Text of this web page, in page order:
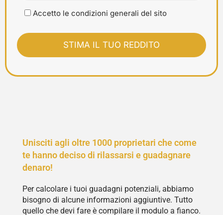
Unisciti agli oltre 1000 proprietari che come
te hanno deciso di rilassarsi e guadagnare
denaro!
Per calcolare i tuoi guadagni potenziali, abbiamo
bisogno di alcune informazioni aggiuntive. Tutto
quello che devi fare è compilare il modulo a fianco.
Accetto le condizioni generali del sito